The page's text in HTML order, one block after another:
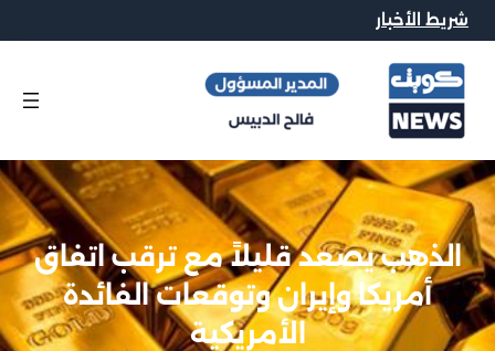
شريط الأخبار
الذهب يصعد قليلاً مع ترقب اتفاق
أمريكا وإيران وتوقعات الفائدة
الأمريكية